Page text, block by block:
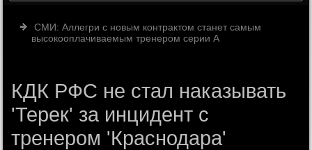
СМИ: Аллегри с новым контрактом станет самым
высокооплачиваемым тренером серии А
КДК РФС не стал наказывать
'Терек' за инцидент с
тренером 'Краснодара'